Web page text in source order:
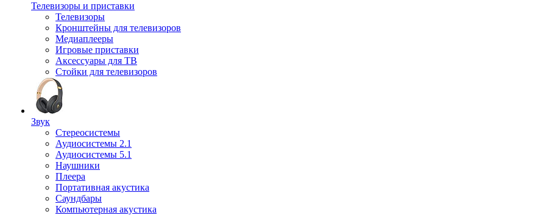
Телевизоры и приставки
Телевизоры
Кронштейны для телевизоров
Медиаплееры
Игровые приставки
Аксессуары для ТВ
Стойки для телевизоров
Звук
Стереосистемы
Аудиосистемы 2.1
Аудиосистемы 5.1
Наушники
Плеера
Портативная акустика
Саундбары
Компьютерная акустика